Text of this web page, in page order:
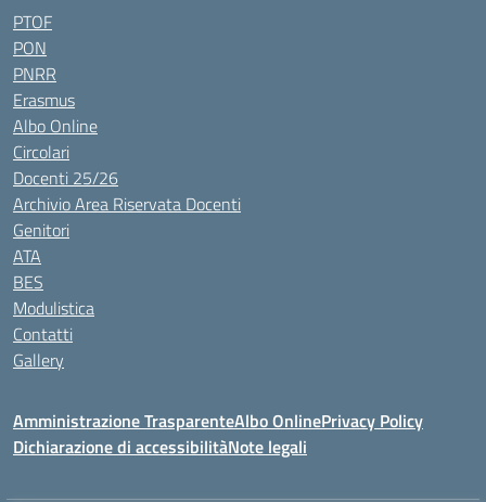
PTOF
PON
PNRR
Erasmus
Albo Online
Circolari
Docenti 25/26
Archivio Area Riservata Docenti
Genitori
ATA
BES
Modulistica
Contatti
Gallery
Amministrazione TrasparenteAlbo OnlinePrivacy Policy
Dichiarazione di accessibilitàNote legali